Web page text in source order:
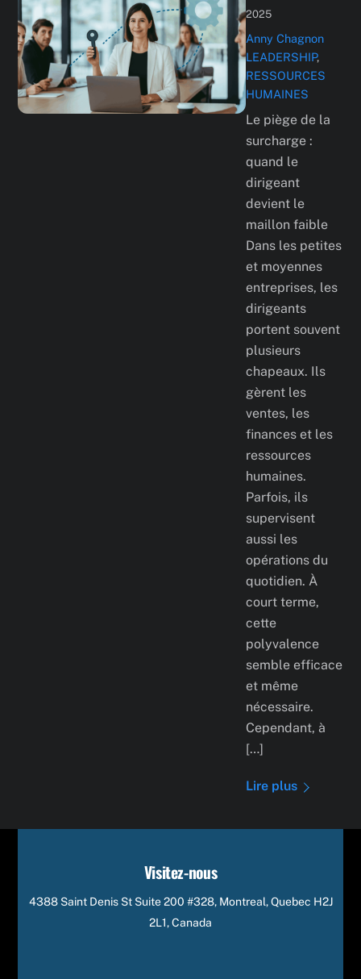
2025
Anny Chagnon
LEADERSHIP,
RESSOURCES
HUMAINES
Le piège de la
surcharge :
quand le
dirigeant
devient le
maillon faible
Dans les petites
et moyennes
entreprises, les
dirigeants
portent souvent
plusieurs
chapeaux. Ils
gèrent les
ventes, les
finances et les
ressources
humaines.
Parfois, ils
supervisent
aussi les
opérations du
quotidien. À
court terme,
cette
polyvalence
semble efficace
et même
nécessaire.
Cependant, à
[…]
Lire plus
Visitez-nous
4388 Saint Denis St Suite 200 #328, Montreal, Quebec H2J
2L1, Canada